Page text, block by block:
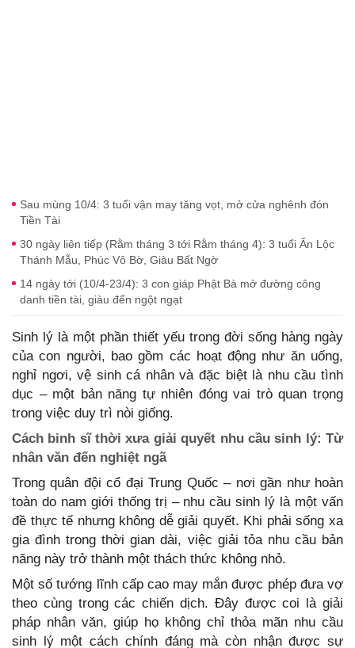
Sau mùng 10/4: 3 tuổi vận may tăng vọt, mở cửa nghênh đón
Tiền Tài
30 ngày liên tiếp (Rằm tháng 3 tới Rằm tháng 4): 3 tuổi Ăn Lộc
Thánh Mẫu, Phúc Vô Bờ, Giàu Bất Ngờ
14 ngày tới (10/4-23/4): 3 con giáp Phật Bà mở đường công
danh tiền tài, giàu đến ngột ngạt
Sinh lý là một phần thiết yếu trong đời sống hàng ngày
của con người, bao gồm các hoạt động như ăn uống,
nghỉ ngơi, vệ sinh cá nhân và đặc biệt là nhu cầu tình
dục – một bản năng tự nhiên đóng vai trò quan trọng
trong việc duy trì nòi giống.
Cách binh sĩ thời xưa giải quyết nhu cầu sinh lý: Từ
nhân văn đến nghiệt ngã
Trong quân đội cổ đại Trung Quốc – nơi gần như hoàn
toàn do nam giới thống trị – nhu cầu sinh lý là một vấn
đề thực tế nhưng không dễ giải quyết. Khi phải sống xa
gia đình trong thời gian dài, việc giải tỏa nhu cầu bản
năng này trở thành một thách thức không nhỏ.
Một số tướng lĩnh cấp cao may mắn được phép đưa vợ
theo cùng trong các chiến dịch. Đây được coi là giải
pháp nhân văn, giúp họ không chỉ thỏa mãn nhu cầu
sinh lý một cách chính đáng mà còn nhận được sự